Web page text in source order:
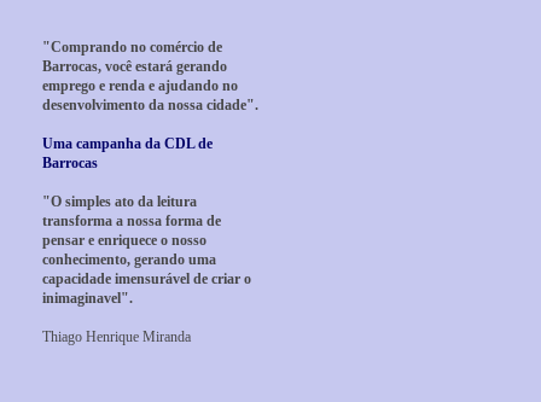
"Comprando no comércio de
Barrocas, você estará gerando
emprego e renda e ajudando no
desenvolvimento da nossa cidade".
Uma campanha da CDL de
Barrocas
"O simples ato da leitura
transforma a nossa forma de
pensar e enriquece o nosso
conhecimento, gerando uma
capacidade imensurável de criar o
inimaginavel".
Thiago Henrique Miranda